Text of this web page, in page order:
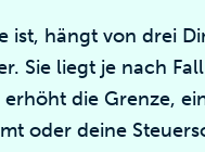
ist, hängt von drei
Sie liegt je nach
erhöht die Grenze,
oder deine